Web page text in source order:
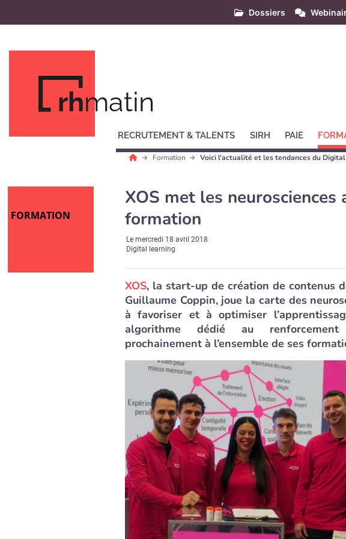
Dossiers
rhmatin
RECRUTEMENT & TALENTS SIRH PAIE
Formation Voici l'actualité et les tendances du
FORMATION
XOS met les neurosciences
formation
Lemercredi 18 avril 2018
Digital learning
XOS, la start-up de création de contenus
Guillaume Coppin, joue la carte des
à favoriser et à optimiser
algorithme dédié au
prochainement à l’ensemble de ses